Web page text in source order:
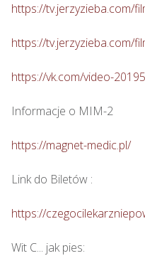
https://tv.jerzyzieba.com/
https://tv.jerzyzieba.com/
https://vk.com/video-
Informacje o MIM-2
https://magnet-medic.pl/
Link do Biletów :
https://
Wit C... jak pies: